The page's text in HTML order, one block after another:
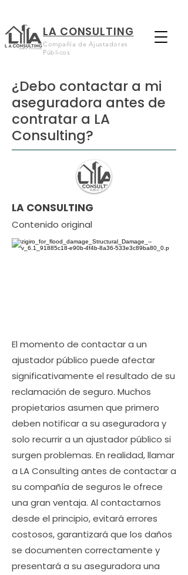
LA CONSULTING
Compañía de Ajustadores
Públicos
¿Debo contactar a mi
aseguradora antes de
contratar a LA
Consulting?
LA CONSULTING
Contenido original
El momento de contactar a un
ajustador público puede afectar
significativamente el resultado de su
reclamación de seguro. Muchos
propietarios asumen que primero
deben notificar a su aseguradora y
solo recurrir a un ajustador público si
surgen problemas. En realidad, llamar
a LA Consulting antes de contactar a
su compañía de seguros le ofrece
una gran ventaja. Al contactarnos
desde el principio, evitará errores
costosos, garantizará que los daños
se documenten correctamente y
presentará a su aseguradora una